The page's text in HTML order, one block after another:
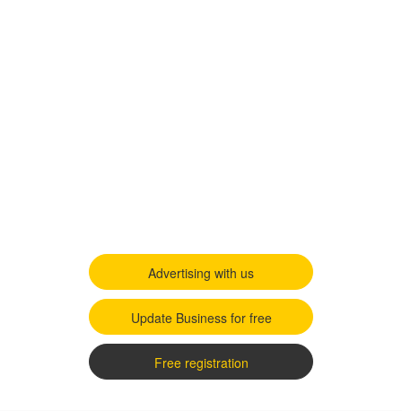
Advertising with us
Update Business for free
Free registration